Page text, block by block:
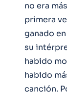
no era
primera
ganado en
su
habido
habido
canción.